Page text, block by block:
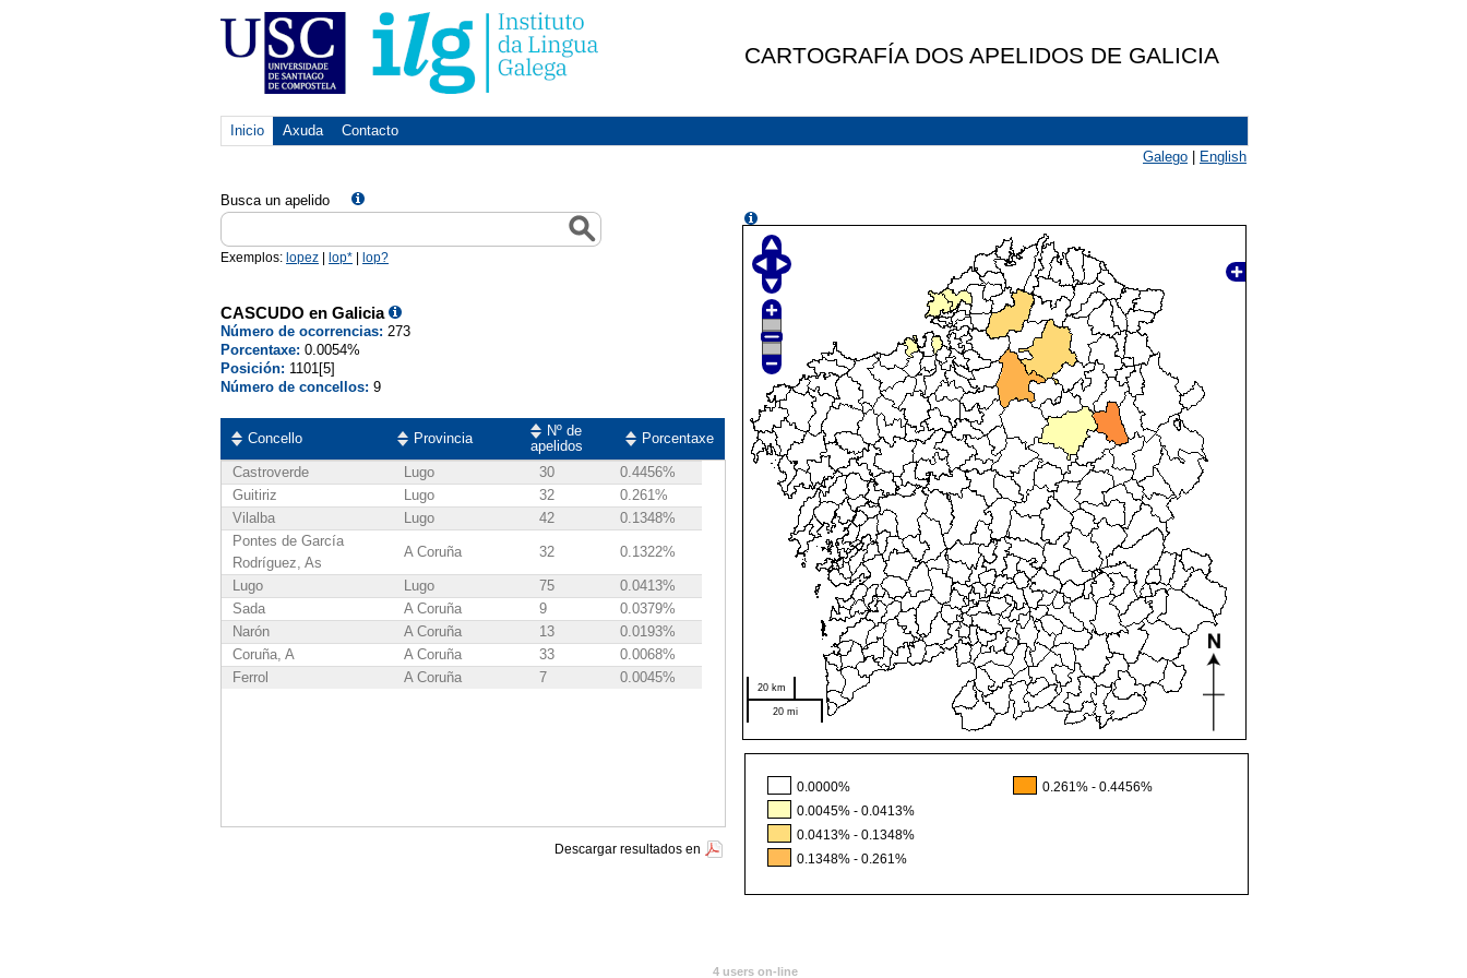
CARTOGRAFÍA DOS APELIDOS DE GALICIA
Inicio Axuda
Contacto
Galego
English
Busca un apelido
Exemplos: lopez lop* lop?
CASCUDO en Galicia
Número de ocorrencias: 273
Porcentaxe: 0.0054%
Posición: 1101[5]
Número de concellos: 9
Concello Provincia
Nº de
apelidos
Porcentaxe
Castroverde Lugo 30
0.4456%
Guitiriz
Lugo 32
0.261%
Vilalba
Lugo 42
0.1348%
Pontes de García
Rodríguez, As
A Coruña 32 0.1322%
Lugo Lugo 75
0.0413%
Sada
A Coruña 9
0.0379%
Narón
A Coruña 13
0.0193%
Coruña, A
A Coruña 33
0.0068%
Ferrol
A Coruña 7 0.0045%
Descargar resultados en
20 km
20 mi
0.0000%
0.0045% - 0.0413%
0.0413% - 0.1348%
0.1348% - 0.261%
0.261% - 0.4456%
4 users on-line